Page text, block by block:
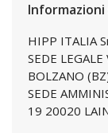
HIPP ITALIA
SEDE
BOLZANO
SEDE
19 20020